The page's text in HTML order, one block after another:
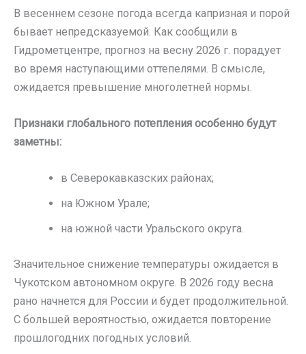
В весеннем сезоне погода всегда капризная и порой
бывает непредсказуемой. Как сообщили в
Гидрометцентре, прогноз на весну 2026 г. порадует
во время наступающими оттепелями. В смысле,
ожидается превышение многолетней нормы.
Признаки глобального потепления особенно будут
заметны:
в Северокавказских районах;
на Южном Урале;
на южной части Уральского округа.
Значительное снижение температуры ожидается в
Чукотском автономном округе. В 2026 году весна
рано начнется для России и будет продолжительной.
С большей вероятностью, ожидается повторение
прошлогодних погодных условий.